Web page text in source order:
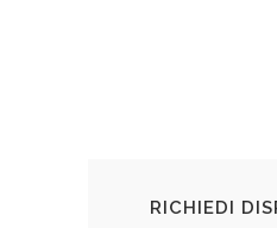
RICHIEDI